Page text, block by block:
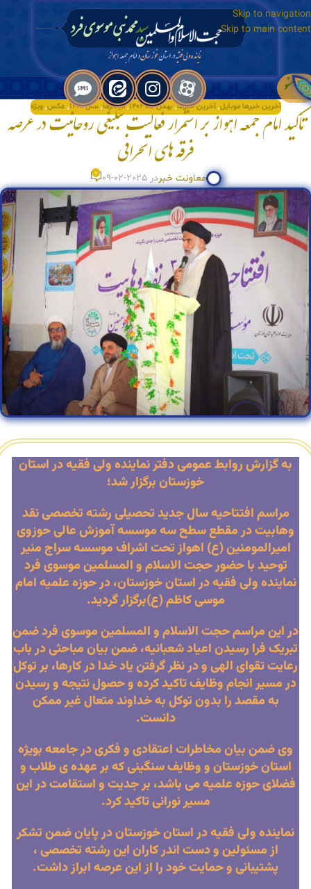
Skip to navigation
Skip to main content
منو
آخرین خبرها موبایل,آخرین خبرها, بهمن ماه۱۴۰۳ ,دیدارها,سال۱۴۰۳ , عکس,ویژه
تأکید امام جمعه اهواز بر استمرار فعالیت تبلیغی روحانیت در عرصه
فرقه های انحرافی
معاونت خبر در 2025-02-09 0
به گزارش روابط عمومی دفتر نماینده ولی فقیه در استان
خوزستان برگزار شد؛
مراسم افتتاحیه سال جدید تحصیلی رشته تخصصی نقد
وهابیت در مقطع سطح سه موسسه آموزش عالی حوزوی
امیرالمومنین (ع) اهواز تحت اشراف موسسه سراج منیر
توحید با حضور حجت الاسلام و المسلمین موسوی فرد
نماینده ولی فقیه در استان خوزستان، در حوزه علمیه امام
موسی کاظم (ع)برگزار گردید.
در این مراسم حجت الاسلام و المسلمین موسوی فرد ضمن
تبریک فرا رسیدن اعیاد شعبانیه، ضمن بیان مباحثی در باب
رعایت تقوای الهی و در نظر گرفتن یاد خدا در کارها، بر توکل
در مسیر انجام وظایف تاکید کرده و حصول نتیجه و رسیدن
به مقصد را بدون توکل به خداوند متعال غیر ممکن
دانست.
وی ضمن بیان مخاطرات اعتقادی و فکری در جامعه بویژه
استان خوزستان و وظایف سنگینی که بر عهده ی طلاب و
فضلای حوزه علمیه می باشد، بر جدیت و استقامت در این
مسیر نورانی تاکید کرد.
نماینده ولی فقیه در استان خوزستان در پایان ضمن تشکر
از مسئولین و دست اندر کاران این رشته تخصصی ،
پشتیبانی و حمایت خود را از این عرصه ابراز داشت.